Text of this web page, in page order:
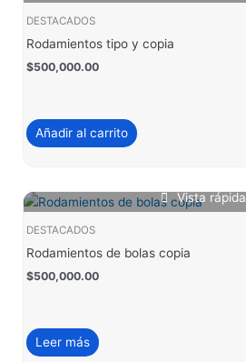
DESTACADOS
Rodamientos tipo y copia
$500,000.00
Añadir al carrito
Vista rápida
DESTACADOS
Rodamientos de bolas copia
$500,000.00
Leer más